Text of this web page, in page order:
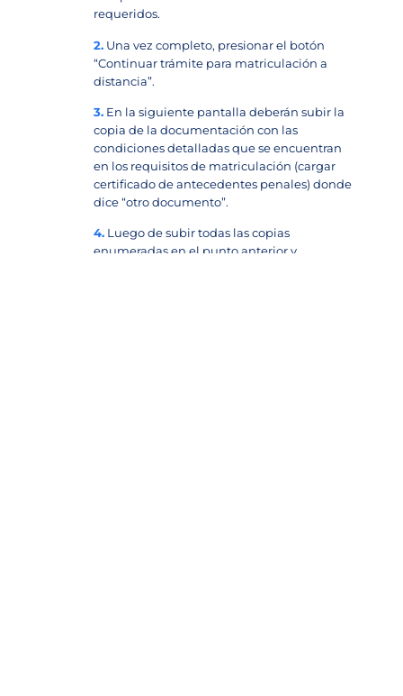
requeridos.
2. Una vez completo, presionar el botón
“Continuar trámite para matriculación a
distancia”.
3. En la siguiente pantalla deberán subir la
copia de la documentación con las
condiciones detalladas que se encuentran
en los requisitos de matriculación (cargar
certificado de antecedentes penales) donde
dice “otro documento”.
4. Luego de subir todas las copias
enumeradas en el punto anterior y